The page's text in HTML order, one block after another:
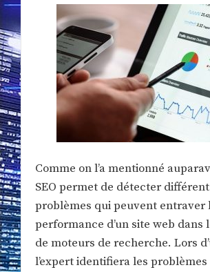
Comme on l’a mentionné
SEO permet de détecter
problèmes qui peuvent entraver
performance d’un site web dans
de moteurs de recherche. Lors
l’expert identifiera les